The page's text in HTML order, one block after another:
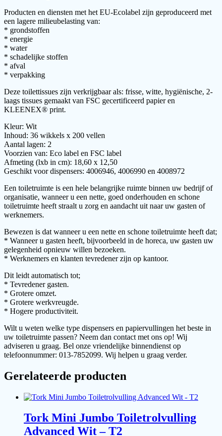
Producten en diensten met het EU-Ecolabel zijn geproduceerd met
een lagere milieubelasting van:
* grondstoffen
* energie
* water
* schadelijke stoffen
* afval
* verpakking
Deze toilettissues zijn verkrijgbaar als: frisse, witte, hygiënische, 2-
laags tissues gemaakt van FSC gecertificeerd papier en
KLEENEX® print.
Kleur: Wit
Inhoud: 36 wikkels x 200 vellen
Aantal lagen: 2
Voorzien van: Eco label en FSC label
Afmeting (lxb in cm): 18,60 x 12,50
Geschikt voor dispensers: 4006946, 4006990 en 4008972
Een toiletruimte is een hele belangrijke ruimte binnen uw bedrijf of
organisatie, wanneer u een nette, goed onderhouden en schone
toiletruimte heeft straalt u zorg en aandacht uit naar uw gasten of
werknemers.
Bewezen is dat wanneer u een nette en schone toiletruimte heeft dat;
* Wanneer u gasten heeft, bijvoorbeeld in de horeca, uw gasten uw
gelegenheid opnieuw willen bezoeken.
* Werknemers en klanten tevredener zijn op kantoor.
Dit leidt automatisch tot;
* Tevredener gasten.
* Grotere omzet.
* Grotere werkvreugde.
* Hogere productiviteit.
Wilt u weten welke type dispensers en papiervullingen het beste in
uw toiletruimte passen? Neem dan contact met ons op! Wij
adviseren u graag. Bel onze vriendelijke binnendienst op
telefoonnummer: 013-7852099. Wij helpen u graag verder.
Gerelateerde producten
Tork Mini Jumbo Toiletrolvulling
Advanced Wit – T2